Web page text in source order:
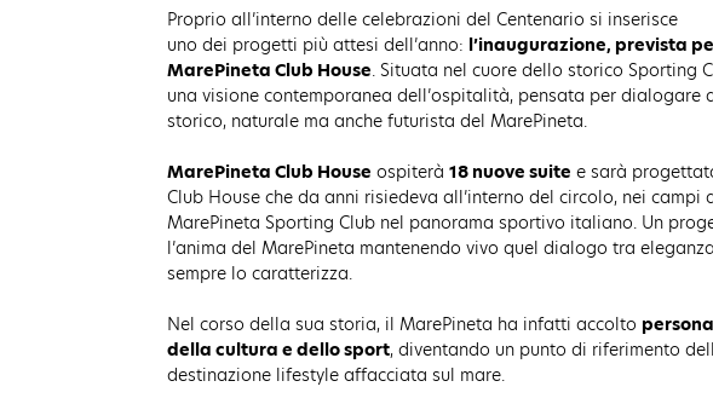
Proprio all’interno delle celebrazioni del Centenario si inserisce
uno dei progetti più attesi dell’anno: l’inaugurazione, prevista
MarePineta Club House. Situata nel cuore dello storico Sporting
una visione contemporanea dell’ospitalità, pensata per dialogare
storico, naturale ma anche futurista del MarePineta.
MarePineta Club House ospiterà 18 nuove suite e sarà
Club House che da anni risiedeva all’interno del circolo, nei campi
MarePineta Sporting Club nel panorama sportivo italiano. Un
l’anima del MarePineta mantenendo vivo quel dialogo tra
sempre lo caratterizza.
Nel corso della sua storia, il MarePineta ha infatti accolto
della cultura e dello sport, diventando un punto di riferimento
destinazione lifestyle affacciata sul mare.